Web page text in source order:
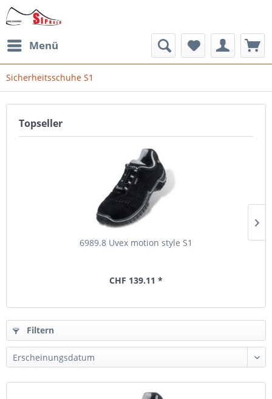
Menü
Sicherheitsschuhe S1
Topseller
6989.8 Uvex motion style S1
CHF 139.11 *
Filtern